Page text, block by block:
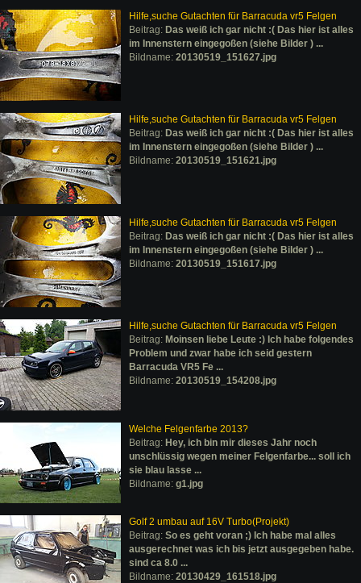
Hilfe,suche Gutachten für Barracuda vr5 Felgen
Beitrag: Das weiß ich gar nicht :( Das hier ist alles
im Innenstern eingegoßen (siehe Bilder ) ...
Bildname: 20130519_151627.jpg
Hilfe,suche Gutachten für Barracuda vr5 Felgen
Beitrag: Das weiß ich gar nicht :( Das hier ist alles
im Innenstern eingegoßen (siehe Bilder ) ...
Bildname: 20130519_151621.jpg
Hilfe,suche Gutachten für Barracuda vr5 Felgen
Beitrag: Das weiß ich gar nicht :( Das hier ist alles
im Innenstern eingegoßen (siehe Bilder ) ...
Bildname: 20130519_151617.jpg
Hilfe,suche Gutachten für Barracuda vr5 Felgen
Beitrag: Moinsen liebe Leute :) Ich habe folgendes
Problem und zwar habe ich seid gestern
Barracuda VR5 Fe ...
Bildname: 20130519_154208.jpg
Welche Felgenfarbe 2013?
Beitrag: Hey, ich bin mir dieses Jahr noch
unschlüssig wegen meiner Felgenfarbe... soll ich
sie blau lasse ...
Bildname: g1.jpg
Golf 2 umbau auf 16V Turbo(Projekt)
Beitrag: So es geht voran ;) Ich habe mal alles
ausgerechnet was ich bis jetzt ausgegeben habe.
sind ca 8.0 ...
Bildname: 20130429_161518.jpg